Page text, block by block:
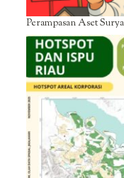
Perampasan Aset